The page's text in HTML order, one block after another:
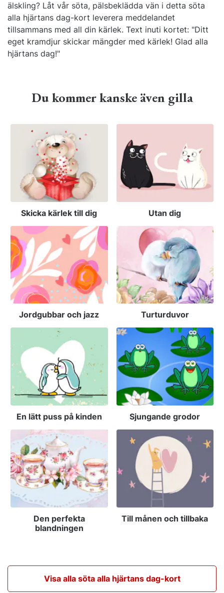
älskling? Låt vår söta, pälsbeklädda vän i detta söta
alla hjärtans dag-kort leverera meddelandet
tillsammans med all din kärlek. Text inuti kortet: "Ditt
eget kramdjur skickar mängder med kärlek! Glad alla
hjärtans dag!"
Du kommer kanske även gilla
Skicka kärlek till dig Utan dig
Jordgubbar och jazz Turturduvor
En lätt puss på kinden Sjungande grodor
Den perfekta
blandningen
Till månen och tillbaka
Visa alla söta alla hjärtans dag-kort